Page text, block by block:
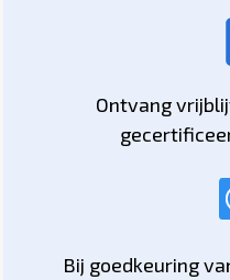
Ontvang
Bij goedkeuring